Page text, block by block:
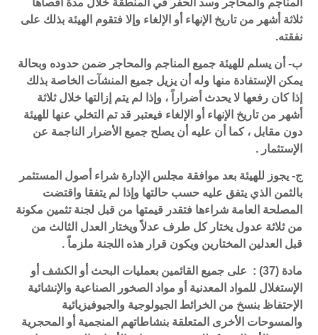
المناجم والمحاجر وسد الحفر في المنطقة خلال مدة أقصاها
ثلاثة أشهر من تاريخ الإنهاء أو الإلغاء وإلا فتقوم الهيئة بذلك على
نفقته.
ب- أن يسلم للهيئة جميع المناجم والمحاجر ضمن حدوده وبحالة
يمكن الإستفادة منها وله أن يزيل جميع المنشآت الخاصة بذلك
إذا كان رفعها لا يحدث أضراراً ، وإذا لم يتم إزالتها خلال ثلاثة
أشهر من تاريخ الإنهاء أو الإلغاء فيعتبر قد تم التخلي عنها للهيئة
دون مقابل ، كما أن عليه أن يصلح جميع الأضرار الناجمة عن
الإستثمار .
ج- يجوز للهيئة بعد موافقة مجلس الإدارة شراء أصول المستثمر
بالثمن الذي يتفق عليه حسب حالتها وإذا لم يتفقا واقتضت
المصلحة العامة شراءها فتقدر قيمتها من قبل لجنة تثمين مكونة
من ثلاثة عدول يختار كل طرف عدلاً ويختار العدل الثالث من
قبل العدلين المختارين ويكون قرار هذه اللجنة ملزماً .
مادة (37) : على جميع القائمين بعمليات البحث أو الكشف أو
الإستغلال للمواد المعدنية أو مواد الصخور الصناعية والإنشائية
الإحتفاظ بنسخ من الخرائط الجيولوجية والجيوفيزيائية
والمسوحات الأخرى المتعلقة بنشاطاتهم المنجمية أو المحجرية